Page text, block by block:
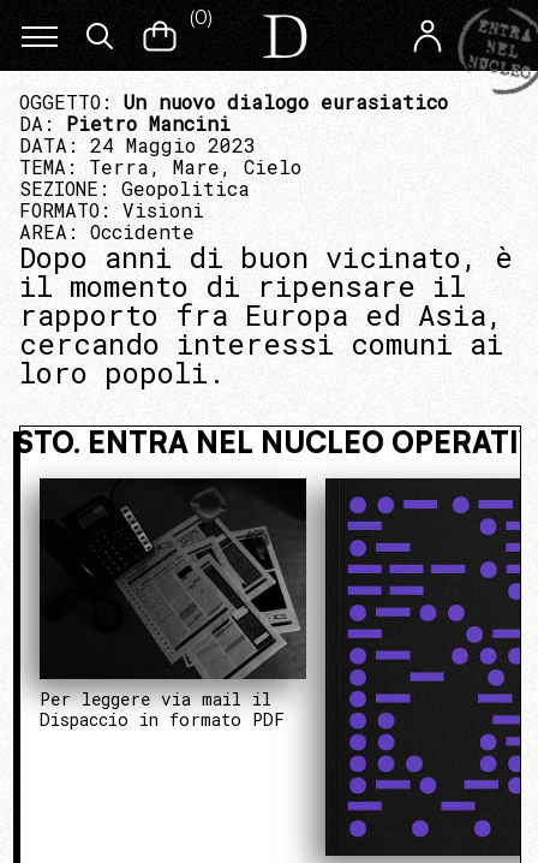
(0)
OGGETTO: Un nuovo dialogo eurasiatico
DA: Pietro Mancini
DATA: 24 Maggio 2023
TEMA: Terra, Mare, Cielo
SEZIONE: Geopolitica
FORMATO: Visioni
AREA: Occidente
Dopo anni di buon vicinato, è
il momento di ripensare il
rapporto fra Europa ed Asia,
cercando interessi comuni ai
loro popoli.
NASCOSTO. ENTRA NEL NUCLEO
Per leggere via mail il
Dispaccio in formato PDF